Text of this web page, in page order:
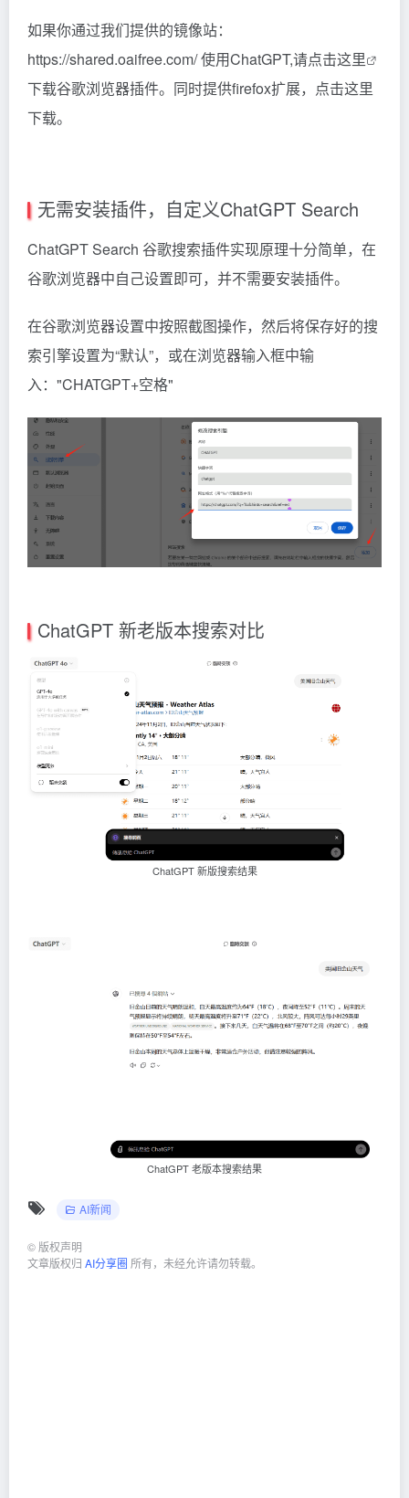
如果你通过我们提供的镜像站：
https://shared.oaifree.com/ 使用ChatGPT,请点击这里
下载谷歌浏览器插件。同时提供firefox扩展， 点击这里
下载。
无需安装插件，自定义ChatGPT Search
ChatGPT Search 谷歌搜索插件实现原理十分简单，在
谷歌浏览器中自己设置即可，并不需要安装插件。
在谷歌浏览器设置中按照截图操作，然后将保存好的搜
索引擎设置为“默认”，或在浏览器输入框中输
入："CHATGPT+空格"
ChatGPT 新老版本搜索对比
ChatGPT 新版搜索结果
ChatGPT 老版本搜索结果
AI新闻
© 版权声明
文章版权归 AI分享圈 所有，未经允许请勿转载。